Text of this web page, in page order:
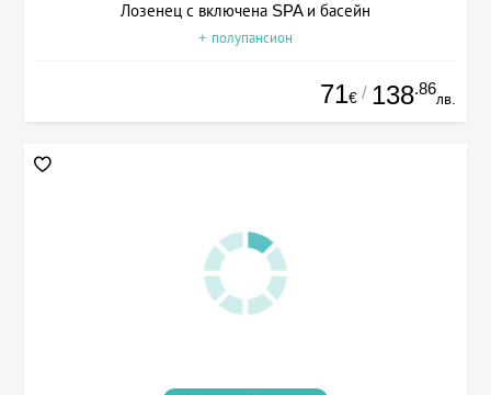
Лозенец с включена SPA и басейн
+ полупансион
71€ / 138.86
лв.